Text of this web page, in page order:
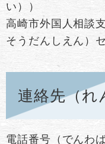
い））
高崎市外国人相談
そうだんしえん）
連絡先（れ
電話番号（でんわ